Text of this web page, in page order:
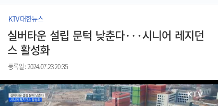
KTV 대한뉴스
실버타운 설립 문턱 낮춘다···시니어 레지던
스 활성화
등록일 : 2024.07.23 20:35